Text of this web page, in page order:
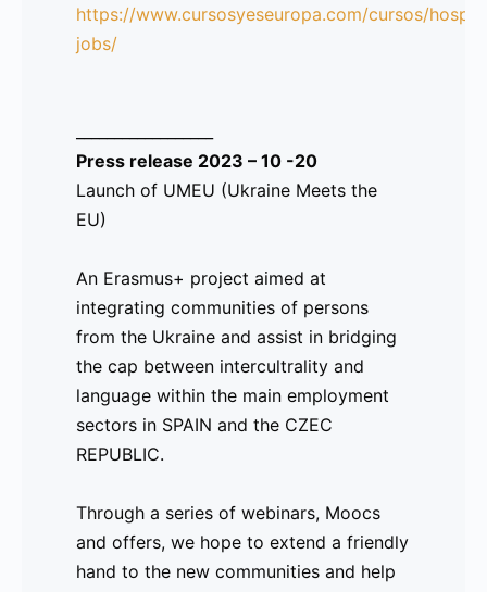
https://www.cursosyeseuropa.com/cursos/
jobs/
Press release 2023 – 10 -20
Launch of UMEU (Ukraine Meets the
EU)
An Erasmus+ project aimed at
integrating communities of persons
from the Ukraine and assist in bridging
the cap between intercultrality and
language within the main employment
sectors in SPAIN and the CZEC
REPUBLIC.
Through a series of webinars, Moocs
and offers, we hope to extend a friendly
hand to the new communities and help
Lee la Nota de Prensa aquí